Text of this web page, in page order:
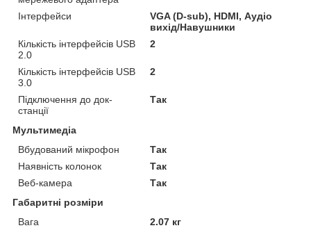
Інтерфейси
VGA (D-sub), HDMI, Аудіо
вихід/Навушники
Кількість інтерфейсів USB
2.0
2
Кількість інтерфейсів USB
3.0
2
Підключення до док-
станції
Так
Мультимедіа
Вбудований мікрофон
Так
Наявність колонок
Так
Веб-камера
Так
Габаритні розміри
Вага
2.07 кг